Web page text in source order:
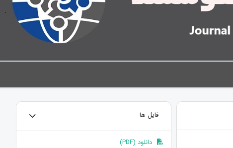
فایل ها
دانلود (PDF)